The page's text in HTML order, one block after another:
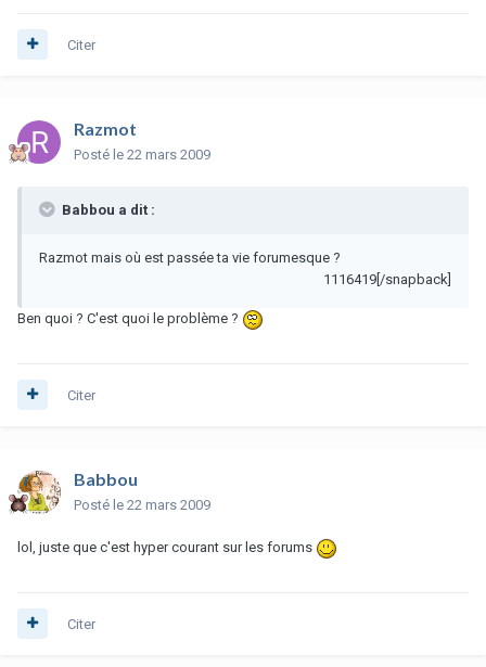
Citer
Razmot
Posté le 22 mars 2009
Babbou a dit :
Razmot mais où est passée ta vie forumesque ?
1116419[/snapback]
Ben quoi ? C'est quoi le problème ?
Citer
Babbou
Posté le 22 mars 2009
lol, juste que c'est hyper courant sur les forums
Citer